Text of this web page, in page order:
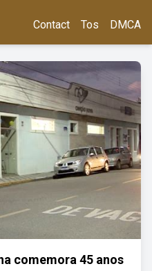
Contact Tos DMCA
comemora 45 anos